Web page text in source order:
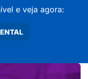
e veja agora: